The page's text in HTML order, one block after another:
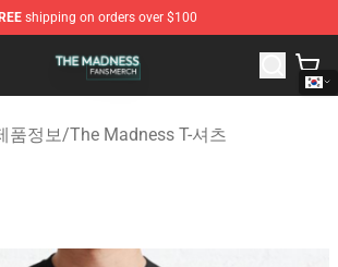
shipping on orders over $100
Shop - Official The Madness Merchandise
품정보/The Madness T-셔츠